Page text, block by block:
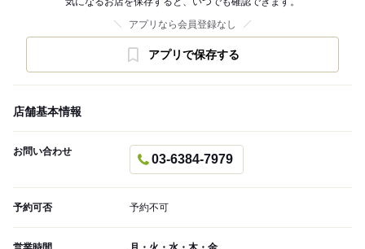
アプリなら会員登録なし
アプリで保存する
店舗基本情報
お問い合わせ
03-6384-7979
予約可否 予約不可